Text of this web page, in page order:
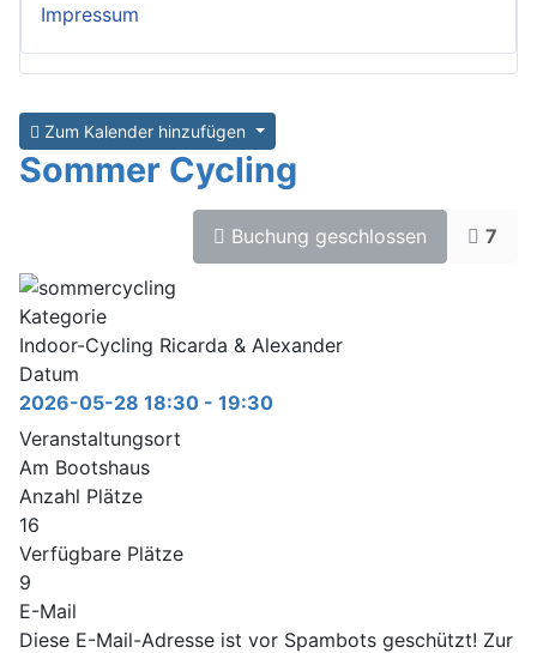
Impressum
Zum Kalender hinzufügen
Sommer Cycling
Buchung geschlossen 7
Kategorie
Indoor-Cycling Ricarda & Alexander
Datum
2026-05-28 18:30 - 19:30
Veranstaltungsort
Am Bootshaus
Anzahl Plätze
16
Verfügbare Plätze
9
E-Mail
Diese E-Mail-Adresse ist vor Spambots geschützt! Zur